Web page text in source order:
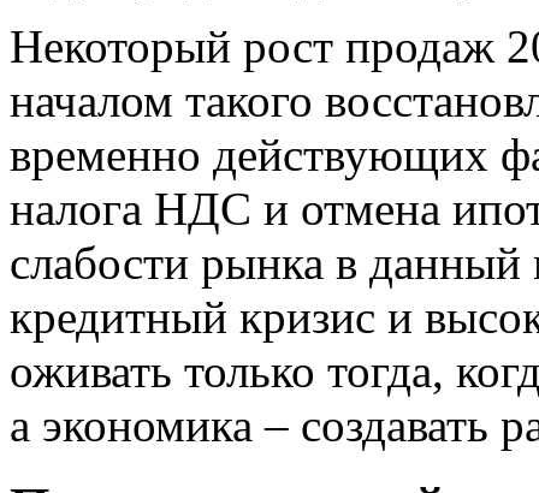
Некоторый рост продаж
началом такого
временно действующих
налога НДС и отмена
слабости рынка в
кредитный кризис и
оживать только тогда,
а экономика – создавать